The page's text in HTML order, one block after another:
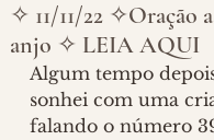
✧ 11/11/22 ✧Oração
anjo ✧ LEIA AQUI
Algum tempo
sonhei com uma
falando o número